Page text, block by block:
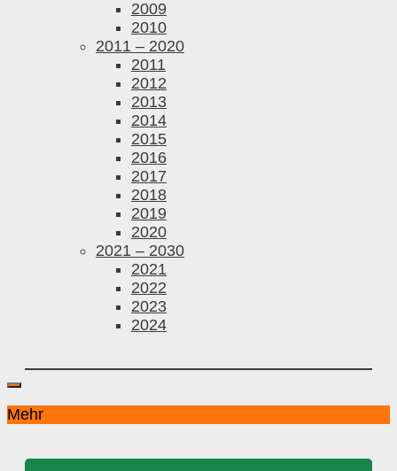
2009
2010
2011 – 2020
2011
2012
2013
2014
2015
2016
2017
2018
2019
2020
2021 – 2030
2021
2022
2023
2024
Mehr